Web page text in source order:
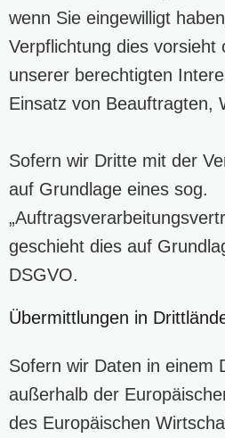
wenn Sie eingewilligt
Verpflichtung dies vorsieht
unserer berechtigten
Einsatz von Beauftragten,
Sofern wir Dritte mit der
auf Grundlage eines sog.
geschieht dies auf
DSGVO.
Übermittlungen in
Sofern wir Daten in einem
außerhalb der
des Europäischen